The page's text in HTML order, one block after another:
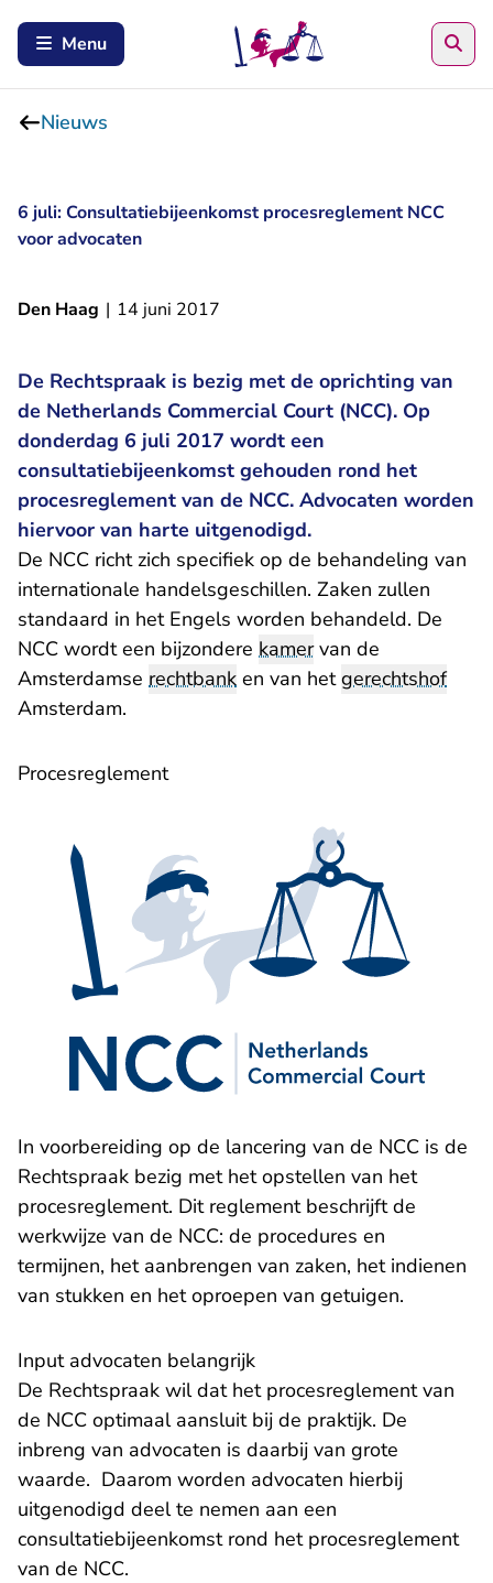
Menu
Nieuws
6 juli: Consultatiebijeenkomst procesreglement NCC
voor advocaten
Den Haag | 14 juni 2017
De Rechtspraak is bezig met de oprichting van
de Netherlands Commercial Court (NCC). Op
donderdag 6 juli 2017 wordt een
consultatiebijeenkomst gehouden rond het
procesreglement van de NCC. Advocaten worden
hiervoor van harte uitgenodigd.
De NCC richt zich specifiek op de behandeling van
internationale handelsgeschillen. Zaken zullen
standaard in het Engels worden behandeld. De
NCC wordt een bijzondere kamervan de
Amsterdamse rechtbank en van hetgerechtshof
Amsterdam.
​Procesreglement
In voorbereiding op de lancering van de NCC is de
Rechtspraak bezig met het opstellen van het
procesreglement. Dit reglement beschrijft de
werkwijze van de NCC: de procedures en
termijnen, het aanbrengen van zaken, het indienen
van stukken en het oproepen van getuigen.
Input advocaten belangrijk
De Rechtspraak wil dat het procesreglement van
de NCC optimaal aansluit bij de praktijk. De
inbreng van advocaten is daarbij van grote
waarde. Daarom worden advocaten hierbij
uitgenodigd deel te nemen aan een
consultatiebijeenkomst rond het procesreglement
van de NCC.